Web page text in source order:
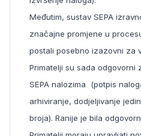
Međutim, sustav SEPA
značajne promjene u
postali posebno izazovni za
Primatelji su sada odgovorni
SEPA nalozima (potpis
arhiviranje, dodjeljivanje
broja). Ranije je bila